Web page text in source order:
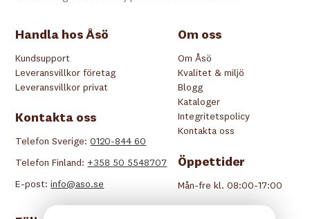
Om oss
Om Åsö
Kvalitet & miljö
Blogg
Kataloger
Integritetspolicy
Kontakta oss
Öppettider
Mån-fre kl. 08:00-17:00
Handla hos Åsö
Kundsupport
Leveransvillkor företag
Leveransvillkor privat
Kontakta oss
Telefon Sverige:0120-844 60
Telefon Finland: +358 50 5548707
E-post:info@aso.se